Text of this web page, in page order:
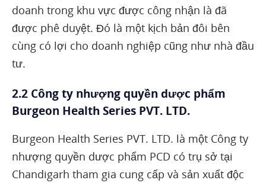
doanh trong khu vực được công nhận là đã
được phê duyệt. Đó là một kịch bản đôi bên
cùng có lợi cho doanh nghiệp cũng như nhà đầu
tư.
2.2 Công ty nhượng quyền dược phẩm
Burgeon Health Series PVT. LTD.
Burgeon Health Series PVT. LTD. là một Công ty
nhượng quyền dược phẩm PCD có trụ sở tại
Chandigarh tham gia cung cấp và sản xuất độc